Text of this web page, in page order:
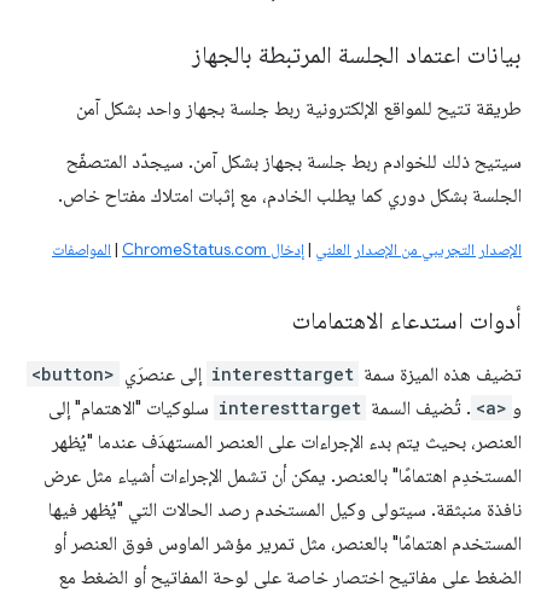
بيانات اعتماد الجلسة المرتبطة بالجهاز
طريقة تتيح للمواقع الإلكترونية ربط جلسة بجهاز واحد بشكل آمن
سيتيح ذلك للخوادم ربط جلسة بجهاز بشكل آمن. سيجدّد المتصفّح
الجلسة بشكل دوري كما يطلب الخادم، مع إثبات امتلاك مفتاح خاص.
الإصدار التجريبي من الإصدار العلني |إدخال ChromeStatus.com |المواصفات
أدوات استدعاء الاهتمامات
تضيف هذه الميزة سمة interesttarget إلى عنصرَي <button>
و <a> . تُضيف السمة interesttarget سلوكيات "الاهتمام" إلى
العنصر، بحيث يتم بدء الإجراءات على العنصر المستهدَف عندما "يُظهر
المستخدِم اهتمامًا" بالعنصر. يمكن أن تشمل الإجراءات أشياء مثل عرض
نافذة منبثقة. سيتولى وكيل المستخدم رصد الحالات التي "يُظهر فيها
المستخدم اهتمامًا" بالعنصر، مثل تمرير مؤشر الماوس فوق العنصر أو
الضغط على مفاتيح اختصار خاصة على لوحة المفاتيح أو الضغط مع